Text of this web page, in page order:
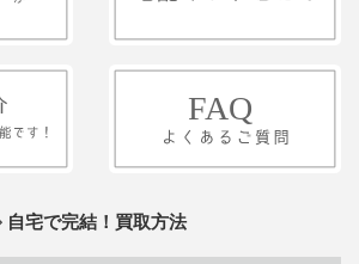
自宅で完結！買取方法